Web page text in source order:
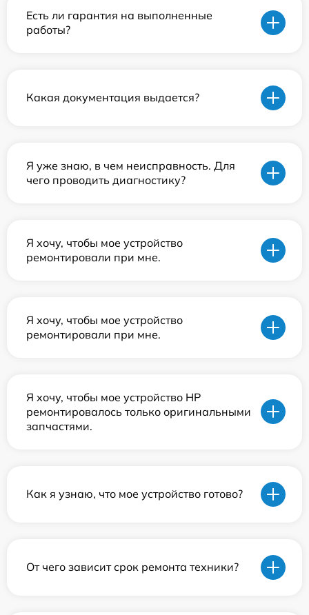
Есть ли гарантия на выполненные
работы?
Какая документация выдается?
Я уже знаю, в чем неисправность. Для
чего проводить диагностику?
Я хочу, чтобы мое устройство
ремонтировали при мне.
Я хочу, чтобы мое устройство
ремонтировали при мне.
Я хочу, чтобы мое устройство HP
ремонтировалось только оригинальными
запчастями.
Как я узнаю, что мое устройство готово?
От чего зависит срок ремонта техники?